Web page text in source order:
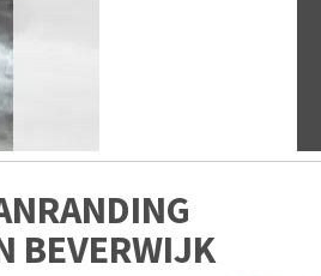
BEVERWIJK